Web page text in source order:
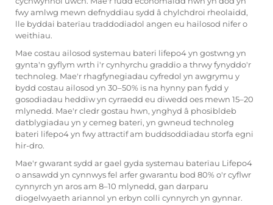
fwy amlwg mewn defnyddiau sydd â chylchdroi rheolaidd,
lle byddai baterïau traddodiadol angen eu hailosod nifer o
weithiau.
Mae costau ailosod systemau bateri lifepo4 yn gostwng yn
gynta'n gyflym wrth i'r cynhyrchu graddio a thrwy fynyddo'r
technoleg. Mae'r rhagfynegiadau cyfredol yn awgrymu y
bydd costau ailosod yn 30–50% is na hynny pan fydd y
gosodiadau heddiw yn cyrraedd eu diwedd oes mewn 15–20
mlynedd. Mae'r cledr gostau hwn, ynghyd â phosibldeb
datblygiadau yn y cemeg bateri, yn gwneud technoleg
bateri lifepo4 yn fwy attractif am buddsoddiadau storfa egni
hir-dro.
Mae'r gwarant sydd ar gael gyda systemau baterïau Lifepo4
o ansawdd yn cynnwys fel arfer gwarantu bod 80% o'r cyflwr
cynnyrch yn aros am 8–10 mlynedd, gan darparu
diogelwyaeth ariannol yn erbyn colli cynnyrch yn gynnar.